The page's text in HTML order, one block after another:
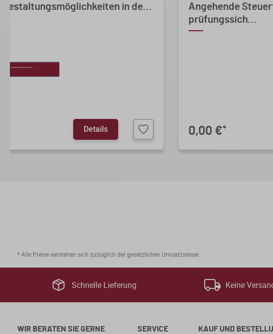
in de...
Details
Angehende
prüfungssich...
0,00 €*
* Alle Preise verstehen sich zuzüglich der gesetzlichen Umsatzsteuer.
Schnelle Lieferung Keine
WIR BERATEN SIE GERNE SERVICE KAUF UND